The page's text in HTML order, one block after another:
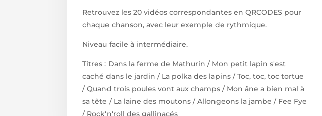
Retrouvez les 20 vidéos correspondantes en QRCODES pour
chaque chanson, avec leur exemple de rythmique.
Niveau facile à intermédiaire.
Titres : Dans la ferme de Mathurin / Mon petit lapin s'est
caché dans le jardin / La polka des lapins / Toc, toc, toc tortue
/ Quand trois poules vont aux champs / Mon âne a bien mal à
sa tête / La laine des moutons / Allongeons la jambe / Fee Fye
/ Rock'n'roll des gallinacés